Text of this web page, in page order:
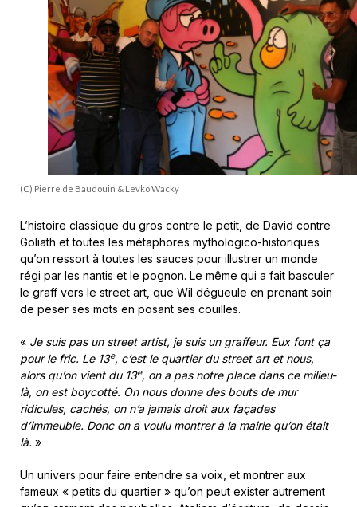
(C) Pierre de Baudouin & Levko Wacky
L’histoire classique du gros contre le petit, de David contre
Goliath et toutes les métaphores mythologico-historiques
qu’on ressort à toutes les sauces pour illustrer un monde
régi par les nantis et le pognon. Le même qui a fait basculer
le graff vers le street art, que Wil dégueule en prenant soin
de peser ses mots en posant ses couilles.
« Je suis pas un street artist, je suis un graffeur. Eux font ça
pour le fric. Le 13e, c’est le quartier du street art et nous,
alors qu’on vient du 13e, on a pas notre place dans ce milieu-
là, on est boycotté. On nous donne des bouts de mur
ridicules, cachés, on n’a jamais droit aux façades
d’immeuble. Donc on a voulu montrer à la mairie qu’on était
là. »
Un univers pour faire entendre sa voix, et montrer aux
fameux « petits du quartier » qu’on peut exister autrement